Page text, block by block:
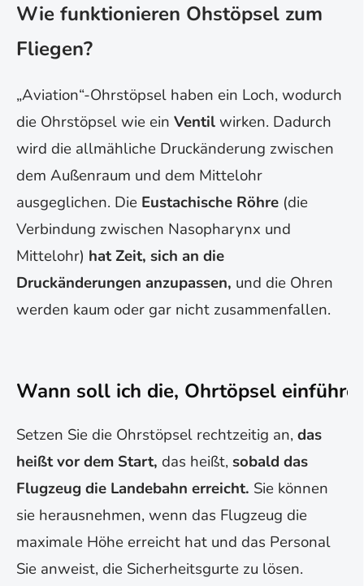
Wie funktionieren Ohstöpsel zum
Fliegen?
„Aviation“-Ohrstöpsel haben ein Loch, wodurch
die Ohrstöpsel wie ein Ventilwirken. Dadurch
wird die allmähliche Druckänderung zwischen
dem Außenraum und dem Mittelohr
ausgeglichen. Die Eustachische Röhre (die
Verbindung zwischen Nasopharynx und
Mittelohr) hat Zeit, sich an die
Druckänderungen anzupassen, und die Ohren
werden kaum oder gar nicht zusammenfallen.
Wann soll ich die, Ohrtöpsel
Setzen Sie die Ohrstöpsel rechtzeitig an,das
heißt vor dem Start, das heißt,sobald das
Flugzeug die Landebahn erreicht. Sie können
sie herausnehmen, wenn das Flugzeug die
maximale Höhe erreicht hat und das Personal
Sie anweist, die Sicherheitsgurte zu lösen.